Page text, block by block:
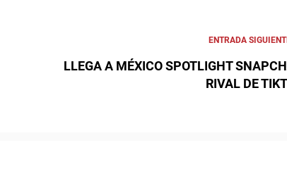
ENTRADA
LLEGA A MÉXICO SPOTLIGHT
RIVAL DE